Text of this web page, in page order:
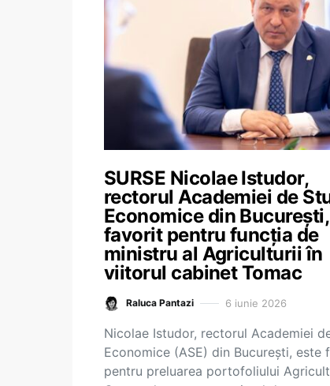
SURSE Nicolae Istudor,
rectorul Academiei de
Economice din
favorit pentru funcția de
ministru al Agriculturii în
viitorul cabinet Tomac
Raluca Pantazi 6 iunie 2026
Nicolae Istudor, rectorul Academiei
Economice (ASE) din București, este
pentru preluarea portofoliului